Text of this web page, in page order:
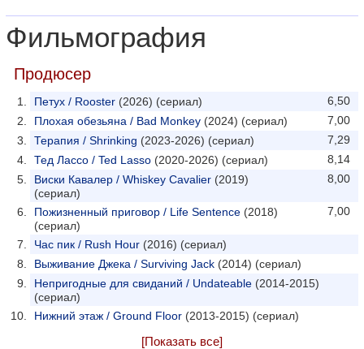
Фильмография
Продюсер
6,50
Петух / Rooster (2026) (сериал)
7,00
Плохая обезьяна / Bad Monkey (2024) (сериал)
7,29
Терапия / Shrinking (2023-2026) (сериал)
8,14
Тед Лассо / Ted Lasso (2020-2026) (сериал)
8,00
Виски Кавалер / Whiskey Cavalier (2019)
(сериал)
7,00
Пожизненный приговор / Life Sentence (2018)
(сериал)
Час пик / Rush Hour (2016) (сериал)
Выживание Джека / Surviving Jack (2014) (сериал)
Непригодные для свиданий / Undateable (2014-2015)
(сериал)
Нижний этаж / Ground Floor (2013-2015) (сериал)
[Показать все]